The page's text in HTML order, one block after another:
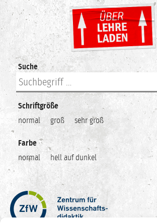
Suche
Schriftgröße
normal
groß sehr groß
Farbe
normal
hell auf dunkel
Zentrum
für
Wissenschaftsdidaktik